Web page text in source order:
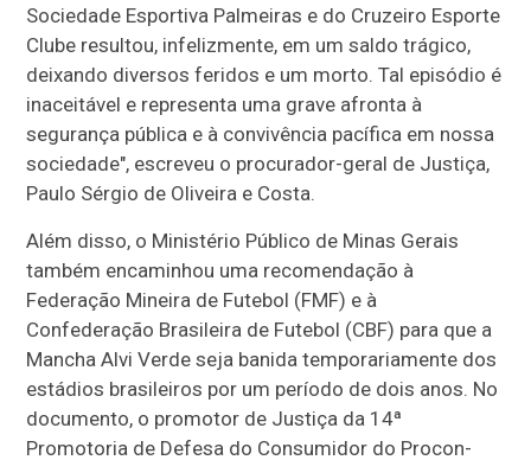
Sociedade Esportiva Palmeiras e do Cruzeiro Esporte
Clube resultou, infelizmente, em um saldo trágico,
deixando diversos feridos e um morto. Tal episódio é
inaceitável e representa uma grave afronta à
segurança pública e à convivência pacífica em nossa
sociedade", escreveu o procurador-geral de Justiça,
Paulo Sérgio de Oliveira e Costa.
Além disso, o Ministério Público de Minas Gerais
também encaminhou uma recomendação à
Federação Mineira de Futebol (FMF) e à
Confederação Brasileira de Futebol (CBF) para que a
Mancha Alvi Verde seja banida temporariamente dos
estádios brasileiros por um período de dois anos. No
documento, o promotor de Justiça da 14ª
Promotoria de Defesa do Consumidor do Procon-